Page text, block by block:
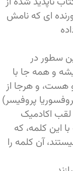
آورنده ای که نامش
سطور در
و همه جا با
هست، و هرجا از
پروفیسر)
اکادمیک
این کلمه، که
آن کلمه را